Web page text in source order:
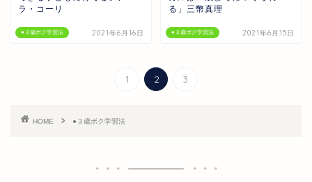
●３歳ボク学習法
ラ・コーリ
2021年6月16日 ●３歳ボク学習法
る」三幣真理
2021年6月15日
1 2 3
HOME ●３歳ボク学習法